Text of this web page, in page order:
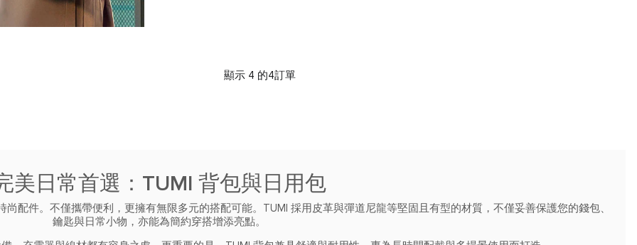
顯示 4 的4訂單
美日常首選：TUMI 背包與日用包
配件。不僅攜帶便利，更擁有無限多元的搭配可能。TUMI 採用皮革與彈道尼龍等堅固且有型的材質，不僅妥善保護您的錢包、
鑰匙與日常小物，亦能為簡約穿搭增添亮點。